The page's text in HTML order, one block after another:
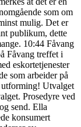
som om
mulig. Det er
publikum, dette
10:44 Fåvang
Fåvang treffet i
eskortetjenester
som arbeider på
Utvalget
Prosedyre ved
send. Ella
konsumert